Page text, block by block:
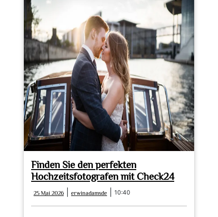
Finden Sie den perfekten
Hochzeitsfotografen mit Check24
25 Mai 2026
Mai
2026
erwinadamsde erwinadamsde
10:40